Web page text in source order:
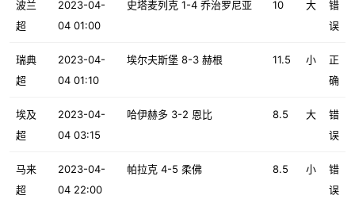
波兰
超
2023-04-
04 01:00
史塔麦列克 1-4 乔治罗尼亚 10 大
错
误
瑞典
超
2023-04-
04 01:10
埃尔夫斯堡 8-3 赫根 11.5 小
正
确
埃及
超
2023-04-
04 03:15
哈伊赫多 3-2 恩比 8.5 大
错
误
马来
超
2023-04-
04 22:00
帕拉克 4-5 柔佛 8.5 小
错
误